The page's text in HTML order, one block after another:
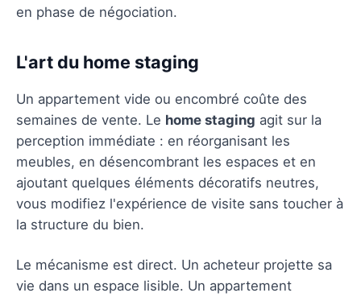
en phase de négociation.
L'art du home staging
Un appartement vide ou encombré coûte des
semaines de vente. Le home staging agit sur la
perception immédiate : en réorganisant les
meubles, en désencombrant les espaces et en
ajoutant quelques éléments décoratifs neutres,
vous modifiez l'expérience de visite sans toucher à
la structure du bien.
Le mécanisme est direct. Un acheteur projette sa
vie dans un espace lisible. Un appartement